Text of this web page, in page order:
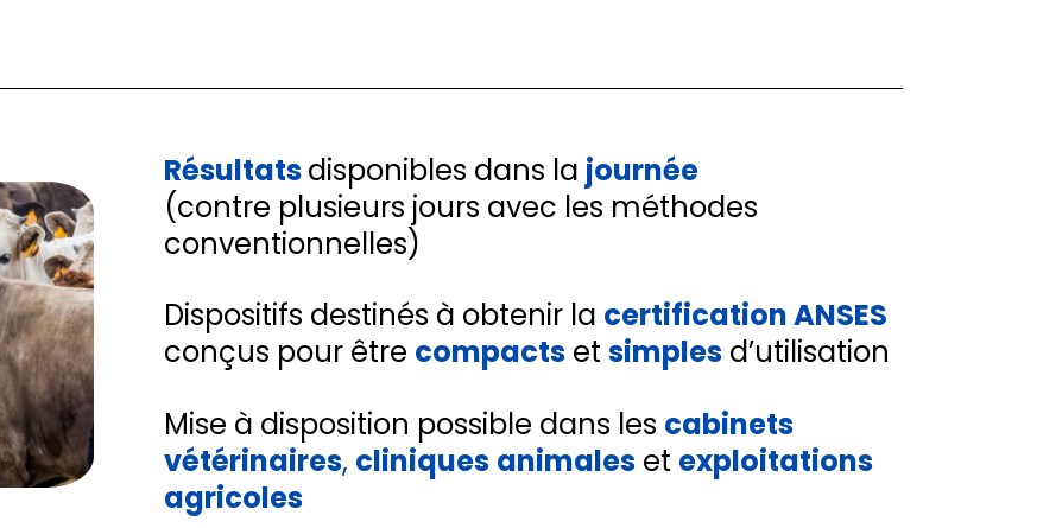
Résultatsdisponibles dans la journée
(contre plusieurs jours avec les méthodes
conventionnelles)
Dispositifs destinés à obtenir la certification ANSES
conçus pour être compacts etsimples d’utilisation
Mise à disposition possible dans les cabinets
vétérinaires, cliniques animales et exploitations
agricoles